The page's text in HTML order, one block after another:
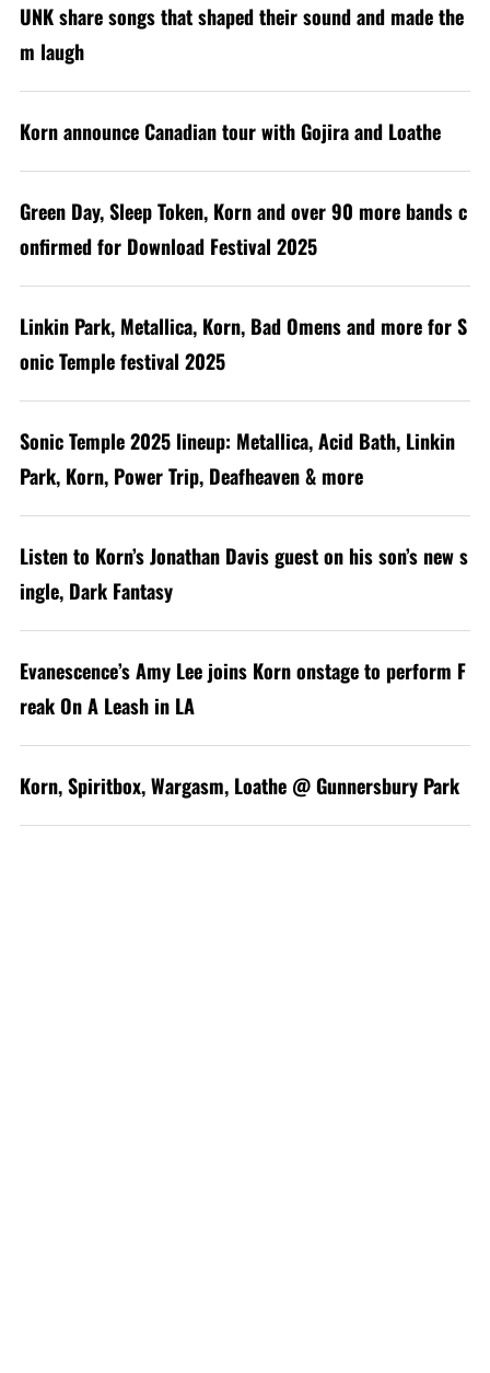
UNK share songs that shaped their sound and made the
m laugh
Korn announce Canadian tour with Gojira and Loathe
Green Day, Sleep Token, Korn and over 90 more bands c
onfirmed for Download Festival 2025
Linkin Park, Metallica, Korn, Bad Omens and more for S
onic Temple festival 2025
Sonic Temple 2025 lineup: Metallica, Acid Bath, Linkin
Park, Korn, Power Trip, Deafheaven & more
Listen to Korn’s Jonathan Davis guest on his son’s new s
ingle, Dark Fantasy
Evanescence’s Amy Lee joins Korn onstage to perform F
reak On A Leash in LA
Korn, Spiritbox, Wargasm, Loathe @ Gunnersbury Park